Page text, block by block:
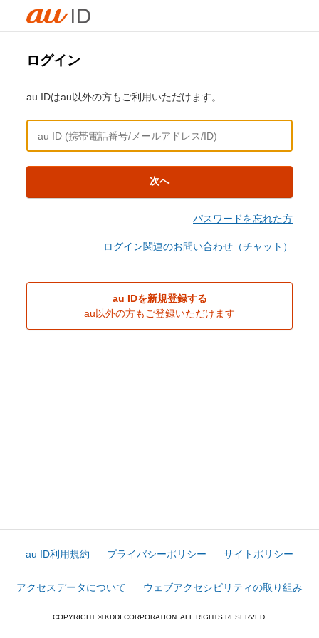
ログイン
au IDはau以外の方もご利用いただけます。
次へ
パスワードを忘れた方
ログイン関連のお問い合わせ（チャット）
au IDを新規登録する
au以外の方もご登録いただけます
au ID利用規約 プライバシーポリシー サイトポリシー
アクセスデータについて ウェブアクセシビリティの取り組み
COPYRIGHT © KDDI CORPORATION. ALL RIGHTS RESERVED.